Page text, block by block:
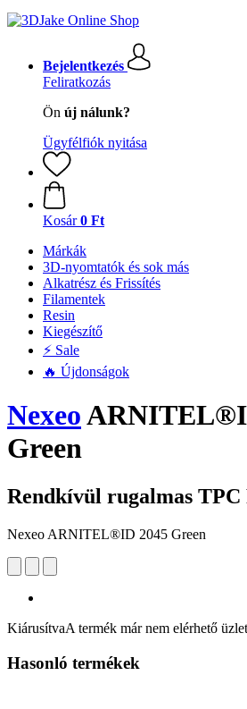
Bejelentkezés
Feliratkozás
Ön új nálunk?
Ügyfélfiók nyitása
Kosár 0 Ft
Márkák
3D-nyomtatók és sok más
Alkatrész és Frissítés
Filamentek
Resin
Kiegészítő
⚡ Sale
🔥 Újdonságok
Nexeo
Green
Rendkívül rugalmas
Nexeo ARNITEL®ID 2045 Green
KiárusítvaA termék már nem elérhető
Hasonló termékek